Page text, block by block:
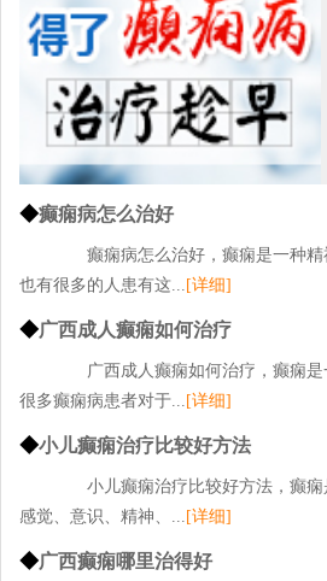
◆癫痫病怎么治好
癫痫病怎么治好，癫痫是一种精
也有很多的人患有这... [详细]
◆广西成人癫痫如何治疗
广西成人癫痫如何治疗，癫痫是
很多癫痫病患者对于... [详细]
◆小儿癫痫治疗比较好方法
小儿癫痫治疗比较好方法，癫痫
感觉、意识、精神、... [详细]
◆广西癫痫哪里治得好